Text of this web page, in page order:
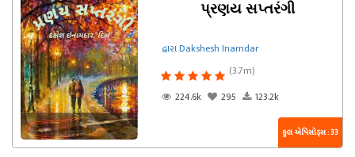
પ્રણય સપ્તરંગી
દ્વારા Dakshesh Inamdar
(3.7m)
224.6k
295 123.2k
કુલ એપિસોડ્સ : 33